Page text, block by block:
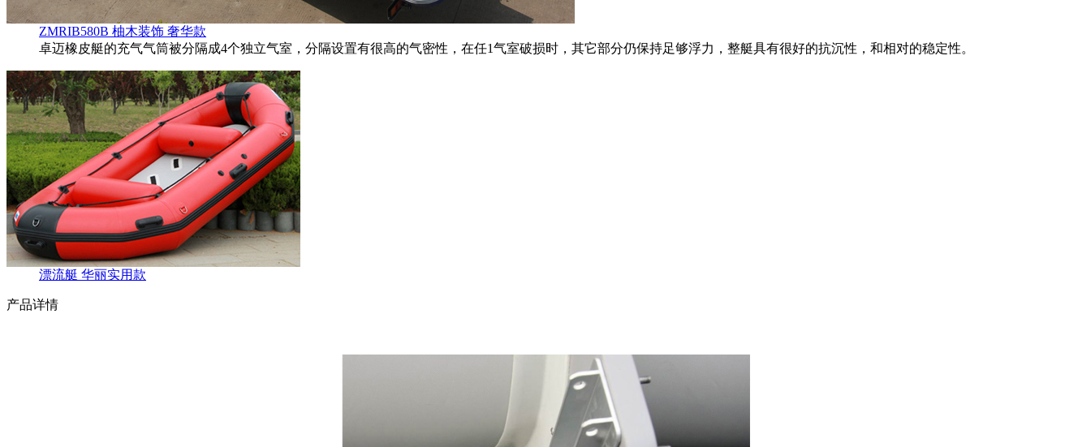
ZMRIB580B 柚木装饰 奢华款
卓迈橡皮艇的充气气筒被分隔成4个独立气室，分隔设置有很高的气密性，在任1气室破损时，其它部分仍保持足够浮力，整艇具有很好的抗沉性，和相对的稳定性。
漂流艇 华丽实用款
产品详情